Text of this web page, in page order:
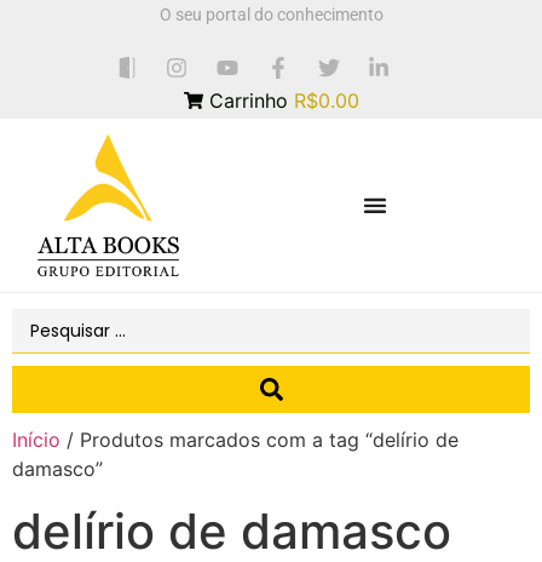
O seu portal do conhecimento
Carrinho R$0.00
Início / Produtos marcados com a tag “delírio de
damasco”
delírio de damasco